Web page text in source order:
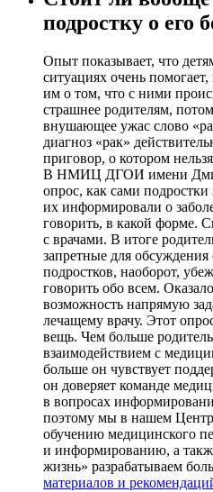
подростку о его
Опыт показывает, что
ситуациях очень
им о том, что с ними
страшнее родителям,
внушающее ужас слово
диагноз «рак»
приговор, о котором
В НМИЦ ДГОИ имени
опрос, как сами
их информировали о
говорить, в какой форме.
с врачами. В итоге
запретные для
подростков, наоборот,
говорить обо всем.
возможность напрямую
лечащему врачу. Этот
вещь. Чем больше
взаимодействием с
больше он чувствует
он доверяет команде
в вопросах
поэтому мы в нашем
обучению медицинского
и информированию, а
жизнь» разрабатываем
материалов и